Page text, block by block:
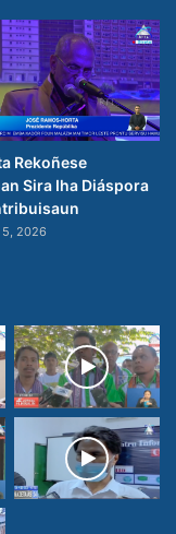
Rekoñese
Sira Iha Diáspora
5, 2026